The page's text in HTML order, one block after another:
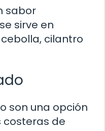
sabor
sirve en
cilantro
son una opción
costeras de